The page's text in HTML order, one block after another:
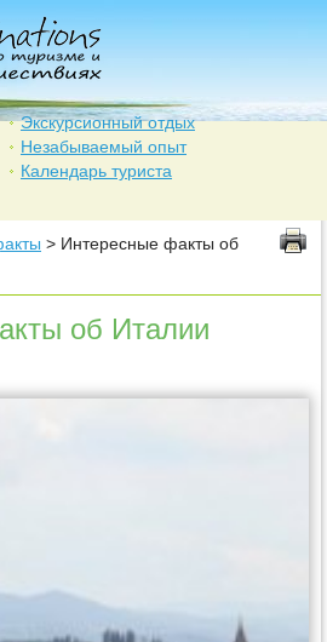
Экскурсионный отдых
Незабываемый опыт
Календарь туриста
> Интересные факты об
об Италии